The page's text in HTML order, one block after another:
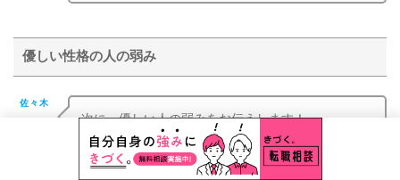
優しい性格の人の弱み
佐々木
次に、優しい人の弱みをお伝えします！